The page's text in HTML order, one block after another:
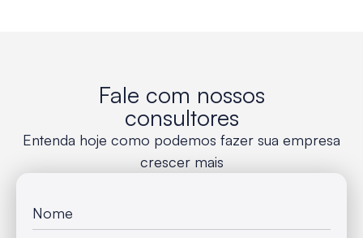
Fale com nossos
consultores
Entenda hoje como podemos fazer sua empresa
crescer mais